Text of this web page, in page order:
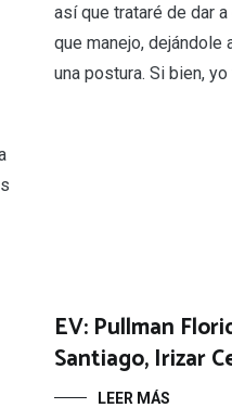
así que trataré de dar
que manejo,
una postura. Si bien,
EV: Pullman
Santiago, Irizar
LEER MÁS